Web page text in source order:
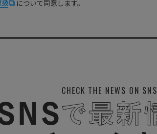
について同意します。
CHECK THE NEWS ON SNS